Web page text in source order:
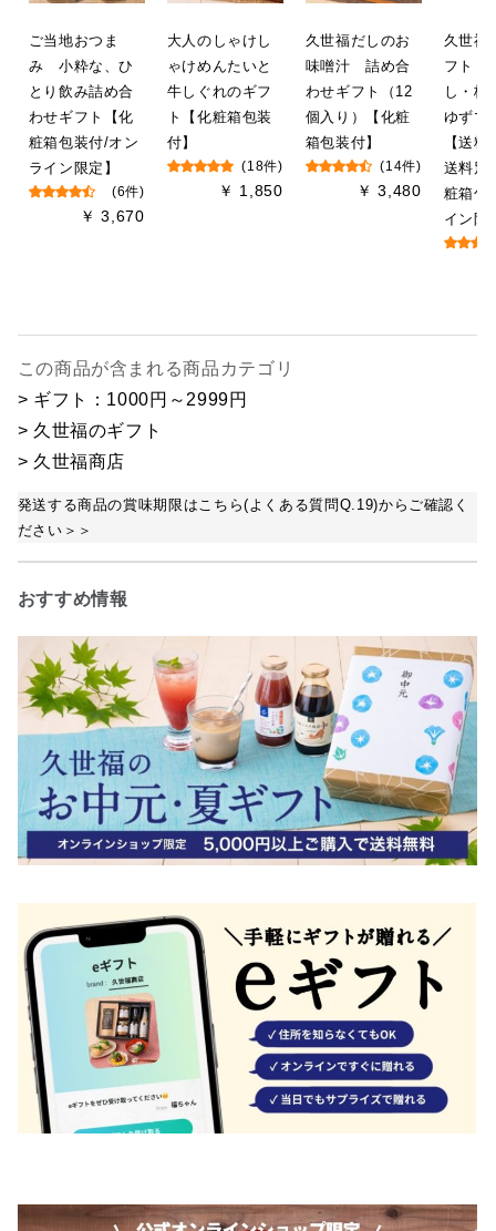
ご当地おつま
み 小粋な、ひ
とり飲み詰め合
わせギフト【化
粧箱包装付/オン
ライン限定】
(6件)
￥ 3,670
大人のしゃけし
ゃけめんたいと
牛しぐれのギフ
ト【化粧箱包装
付】
(18件)
￥ 1,850
久世福だしのお
味噌汁 詰め合
わせギフト（12
個入り）【化粧
箱包装付】
(14件)
￥ 3,480
久世
フト（
し・梅
ゆずマ
【送
送料別
粧箱包
イン限
この商品が含まれる商品カテゴリ
> ギフト：1000円～2999円
> 久世福のギフト
> 久世福商店
発送する商品の賞味期限はこちら(よくある質問Q.19)からご確認く
ださい＞＞
おすすめ情報